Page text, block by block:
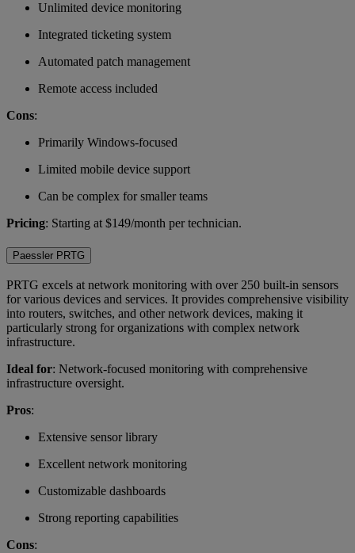
Unlimited device monitoring
Integrated ticketing system
Automated patch management
Remote access included
Cons:
Primarily Windows-focused
Limited mobile device support
Can be complex for smaller teams
Pricing: Starting at $149/month per technician.
Paessler PRTG
PRTG excels at network monitoring with over 250 built-in sensors
for various devices and services. It provides comprehensive visibility
into routers, switches, and other network devices, making it
particularly strong for organizations with complex network
infrastructure.
Ideal for: Network-focused monitoring with comprehensive
infrastructure oversight.
Pros:
Extensive sensor library
Excellent network monitoring
Customizable dashboards
Strong reporting capabilities
Cons: